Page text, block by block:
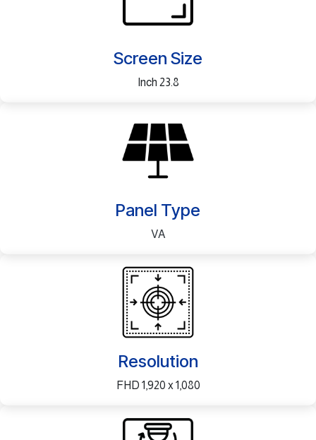
Screen Size
23.8 Inch
Panel Type
VA
Resolution
FHD 1,920 x 1,080